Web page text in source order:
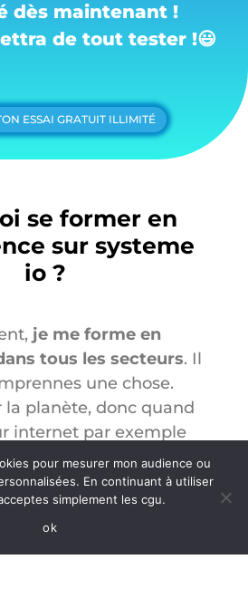
dès maintenant !
de tout tester !😃
ESSAI GRATUIT ILLIMITÉ
se former en
sur systeme
io ?
je me forme en
tous les secteurs. Il
une chose.
la planète, donc quand
internet par exemple
. Eh bien cette
à découvrir
Et ces autres choses
découvrir encore
etc.
pour mesurer mon audience ou
En continuant à utiliser
simplement les cgu.
ok